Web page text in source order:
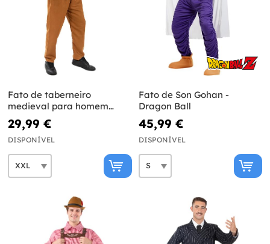
Fato de taberneiro
medieval para homem
tamanho grande
29,99 €
DISPONÍVEL
Fato de Son Gohan -
Dragon Ball
45,99 €
DISPONÍVEL